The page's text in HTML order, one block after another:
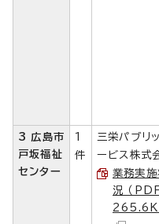
3 広島市
戸坂福祉
センター
1
件
三栄パブリ
ービス株式
業務実施
況 （